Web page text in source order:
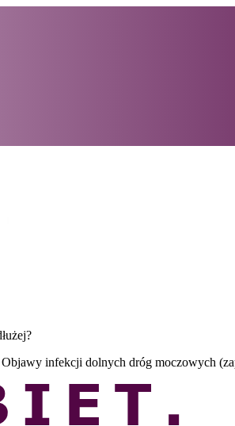
Objawy infekcji dolnych dróg moczowych